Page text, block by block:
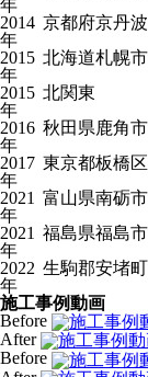
年
2014
年
京都府京丹
2015
年
北海道札幌市
2015
年
北関東
2016
年
秋田県鹿角市
2017
年
東京都板橋区
2021
年
富山県南砺市
2021
年
福島県福島市
2022
年
生駒郡安堵
施工事例動画
Before
After
Before